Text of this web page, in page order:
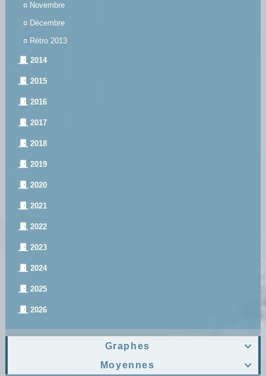
¤ Novembre
¤ Décembre
¤ Rétro 2013
2014
2015
2016
2017
2018
2019
2020
2021
2022
2023
2024
2025
2026

Graphes

Moyennes